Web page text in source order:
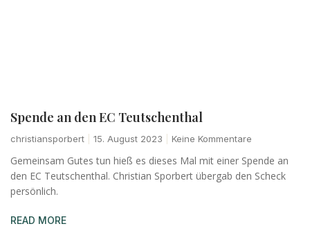
Spende an den EC Teutschenthal
christiansporbert 15. August 2023 Keine Kommentare
Gemeinsam Gutes tun hieß es dieses Mal mit einer Spende an
den EC Teutschenthal. Christian Sporbert übergab den Scheck
persönlich.
READ MORE